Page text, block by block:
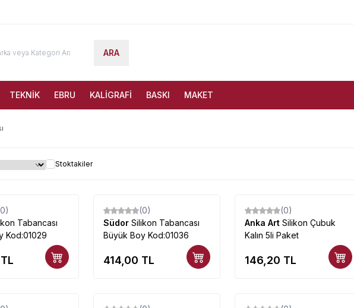
ARA
TEKNİK EBRU KALİGRAFİ BASKI MAKET
Stoktakiler
Tabancası
Kod:01029
TL
(0)
Südor Silikon Tabancası
Büyük Boy Kod:01036
414,00 TL
(0)
Anka Art Silikon Çubuk
Kalın 5li Paket
146,20 TL